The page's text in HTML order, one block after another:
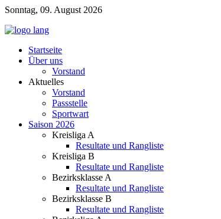
Sonntag, 09. August 2026
Startseite
Über uns
Vorstand
Aktuelles
Vorstand
Passstelle
Sportwart
Saison 2026
Kreisliga A
Resultate und Rangliste
Kreisliga B
Resultate und Rangliste
Bezirksklasse A
Resultate und Rangliste
Bezirksklasse B
Resultate und Rangliste